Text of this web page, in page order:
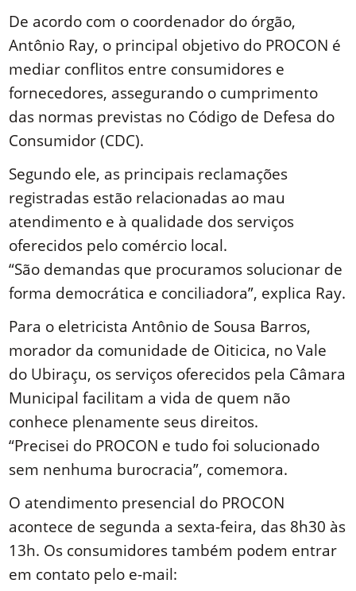
De acordo com o coordenador do órgão,
Antônio Ray, o principal objetivo do PROCON é
mediar conflitos entre consumidores e
fornecedores, assegurando o cumprimento
das normas previstas no Código de Defesa do
Consumidor (CDC).
Segundo ele, as principais reclamações
registradas estão relacionadas ao mau
atendimento e à qualidade dos serviços
oferecidos pelo comércio local.
“São demandas que procuramos solucionar de
forma democrática e conciliadora”, explica Ray.
Para o eletricista Antônio de Sousa Barros,
morador da comunidade de Oiticica, no Vale
do Ubiraçu, os serviços oferecidos pela Câmara
Municipal facilitam a vida de quem não
conhece plenamente seus direitos.
“Precisei do PROCON e tudo foi solucionado
sem nenhuma burocracia”, comemora.
O atendimento presencial do PROCON
acontece de segunda a sexta-feira, das 8h30 às
13h. Os consumidores também podem entrar
em contato pelo e-mail: